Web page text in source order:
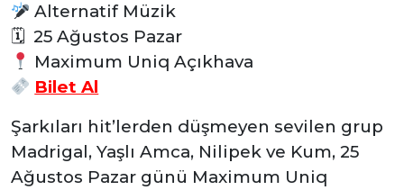
Alternatif Müzik
🗓 25 Ağustos Pazar
Maximum Uniq Açıkhava
Bilet Al
Şarkıları hit’lerden düşmeyen sevilen grup
Madrigal, Yaşlı Amca, Nilipek ve Kum, 25
Ağustos Pazar günü Maximum Uniq